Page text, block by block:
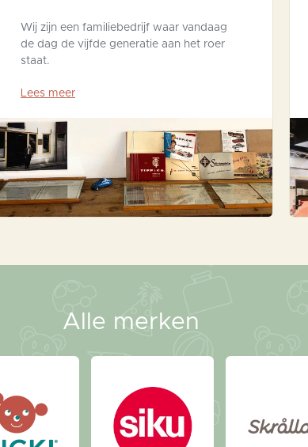
Wij zijn een familiebedrijf waar vandaag
de dag de vijfde generatie aan het roer
staat.
Lees meer
Alle merken